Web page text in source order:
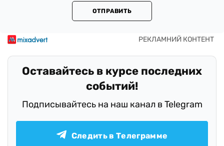
ОТПРАВИТЬ
Оставайтесь в курсе последних
событий!
Подписывайтесь на наш канал в Telegram
Следить в Телеграмме